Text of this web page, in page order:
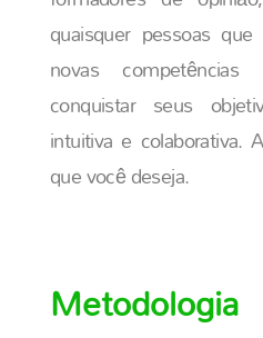
quaisquer pessoas
novas
conquistar seus
intuitiva e colaborativa.
que você deseja.
Metodologia